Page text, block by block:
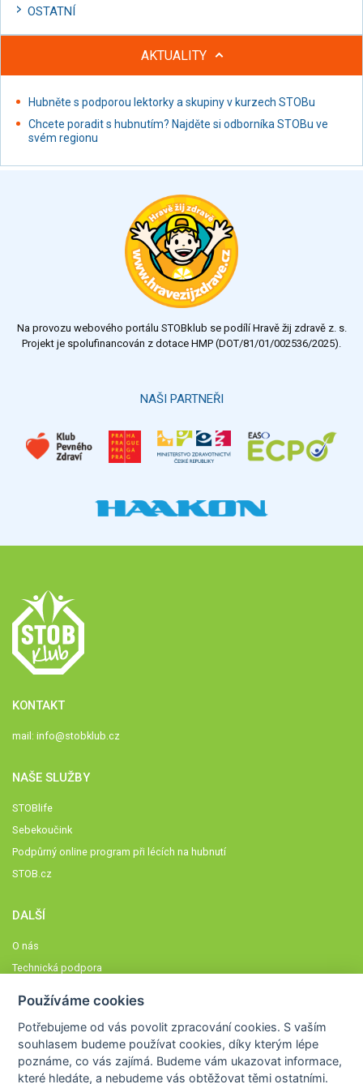
OSTATNÍ
AKTUALITY
Hubněte s podporou lektorky a skupiny v kurzech STOBu
Chcete poradit s hubnutím? Najděte si odborníka STOBu ve
svém regionu
Na provozu webového portálu STOBklub se podílí Hravě žij zdravě z. s.
Projekt je spolufinancován z dotace HMP (DOT/81/01/002536/2025).
NAŠI PARTNEŘI
KONTAKT
mail: info@stobklub.cz
NAŠE SLUŽBY
STOBlife
Sebekoučink
Podpůrný online program při lécích na hubnutí
STOB.cz
DALŠÍ
O nás
Technická podpora
Členové STOBklubu
Zásady nakládání s osobními údaji
Otestujte se
Používáme cookies
Potřebujeme od vás povolit zpracování cookies. S vaším
souhlasem budeme používat cookies, díky kterým lépe
poznáme,co vás zajímá. Budeme vám ukazovat informace,
které hledáte, a nebudeme vás obtěžovat těmi ostatními.